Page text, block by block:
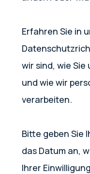
Erfahren Sie in
wir sind, wie
und wie wir
verarbeiten.
Bitte geben Sie
das Datum an,
Ihrer